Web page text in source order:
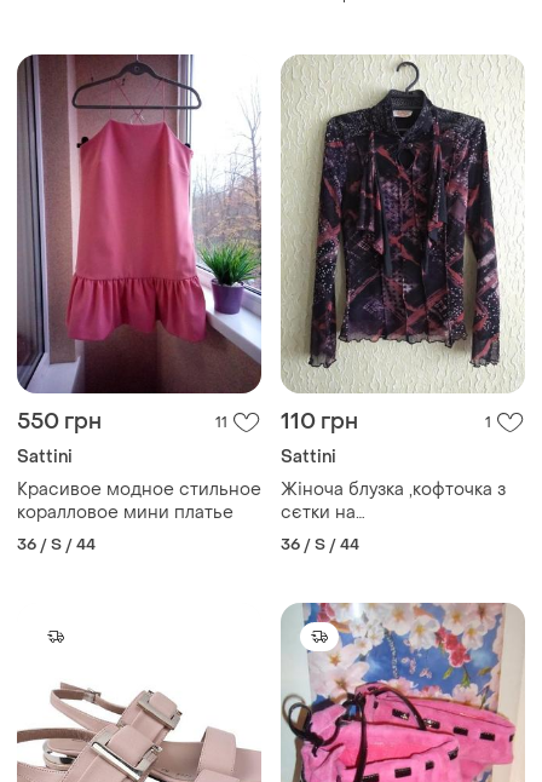
550 грн 11
Sattini
Красивое модное стильное
коралловое мини платье
36 / S / 44
110 грн 1
Sattini
Жіноча блузка ,кофточка з
сєтки на
підкладці,худеньким
дівчатам,р.с, італія,sathia
36 / S / 44